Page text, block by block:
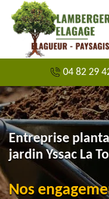
04 82 29
Entreprise
jardin Yssac La
Nos